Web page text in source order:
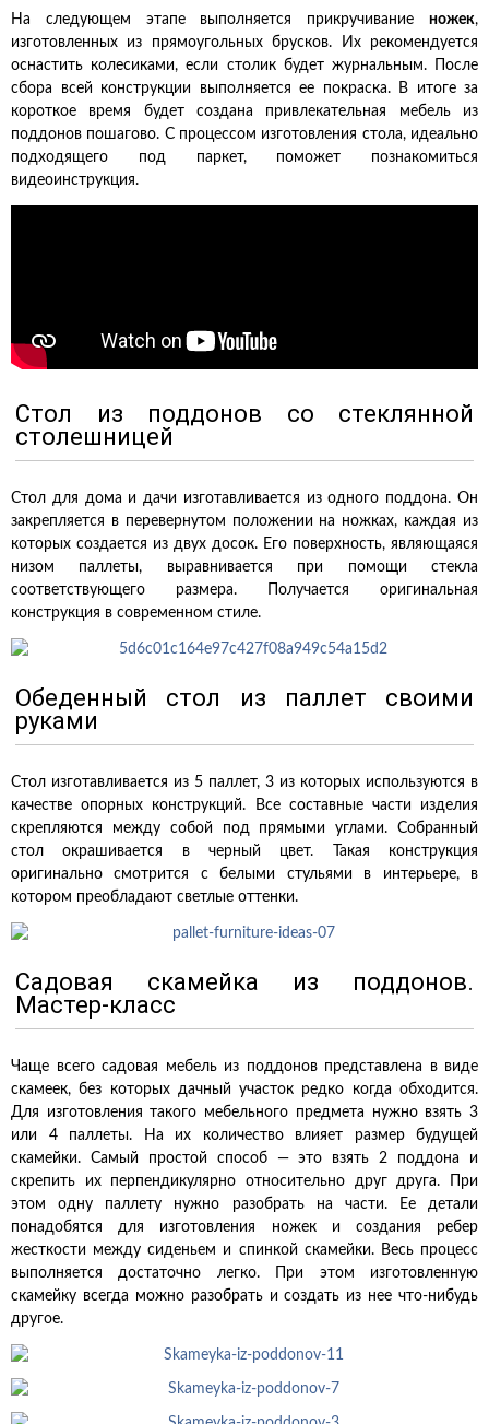
На следующем этапе выполняется прикручивание ножек,
изготовленных из прямоугольных брусков. Их рекомендуется
оснастить колесиками, если столик будет журнальным. После
сбора всей конструкции выполняется ее покраска. В итоге за
короткое время будет создана привлекательная мебель из
поддонов пошагово. С процессом изготовления стола, идеально
подходящего под паркет, поможет познакомиться
видеоинструкция.
Стол из поддонов со стеклянной
столешницей
Стол для дома и дачи изготавливается из одного поддона. Он
закрепляется в перевернутом положении на ножках, каждая из
которых создается из двух досок. Его поверхность, являющаяся
низом паллеты, выравнивается при помощи стекла
соответствующего размера. Получается оригинальная
конструкция в современном стиле.
Обеденный стол из паллет своими
руками
Стол изготавливается из 5 паллет, 3 из которых используются в
качестве опорных конструкций. Все составные части изделия
скрепляются между собой под прямыми углами. Собранный
стол окрашивается в черный цвет. Такая конструкция
оригинально смотрится с белыми стульями в интерьере, в
котором преобладают светлые оттенки.
Садовая скамейка из поддонов.
Мастер-класс
Чаще всего садовая мебель из поддонов представлена в виде
скамеек, без которых дачный участок редко когда обходится.
Для изготовления такого мебельного предмета нужно взять 3
или 4 паллеты. На их количество влияет размер будущей
скамейки. Самый простой способ — это взять 2 поддона и
скрепить их перпендикулярно относительно друг друга. При
этом одну паллету нужно разобрать на части. Ее детали
понадобятся для изготовления ножек и создания ребер
жесткости между сиденьем и спинкой скамейки. Весь процесс
выполняется достаточно легко. При этом изготовленную
скамейку всегда можно разобрать и создать из нее что-нибудь
другое.